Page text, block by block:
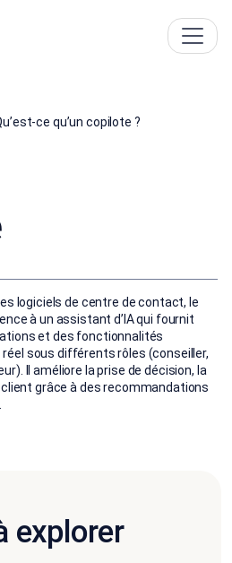
ce qu’un copilote ?
logiciels de centre de contact, le
à un assistant d’IA qui fournit
et des fonctionnalités
sous différents rôles (conseiller,
Il améliore la prise de décision, la
grâce à des recommandations
explorer